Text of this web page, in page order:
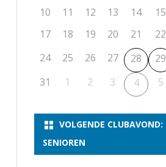
VAN SCHAAKCLUB
10
11 12 13 14 15
17
18 19 20 21 22
24
25 26 27 28 29
31
1 2 3 4 5
VOLGENDE CLUBAVOND:
SENIOREN